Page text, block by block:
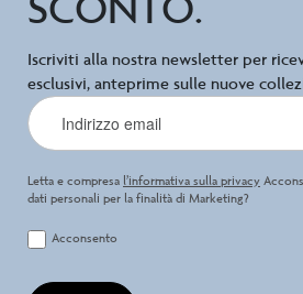
Iscriviti alla nostra newsletter per
esclusivi, anteprime sulle nuove
Letta e compresa l’informativa sulla privacy
dati personali per la finalità di Marketing?
Acconsento